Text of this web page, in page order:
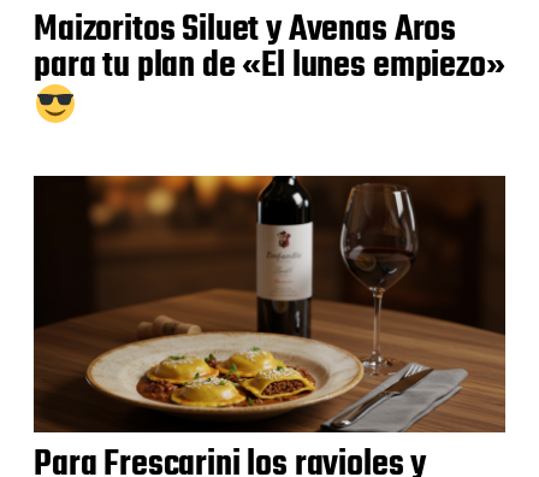
Maizoritos Siluet y Avenas Aros
para tu plan de «El lunes empiezo»
Para Frescarini los ravioles y